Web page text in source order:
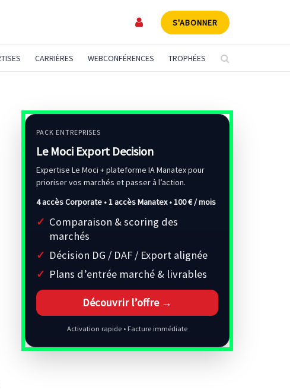
S'ABONNER
CARRIÈRES WEBCONFÉRENCES TROPHÉES
PACK ENTREPRISES
Le Moci Export Decision
Expertise Le Moci + plateforme IA Manatex pour
prioriser vos marchés et passer à l’action.
4 accès Corporate • 1 accès Manatex •100 € / mois
Comparaison & scoring des
marchés
Décision DG / DAF / Export alignée
Plans d’entrée marché & livrables
Découvrir l’offre →
Activation rapide • Facture immédiate